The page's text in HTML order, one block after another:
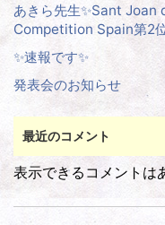
あきら先生✨Sant
Competition Spain第2
✨速報です✨
発表会のお知らせ
最近のコメント
表示できるコメントは